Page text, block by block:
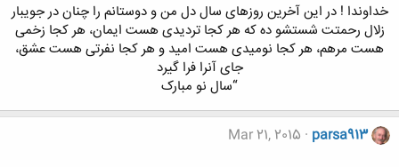
خداوندا ! در این آخرین روزهای سال دل من و دوستانم را چنان در جویبار
زلال رحمتت شستشو ده که هر کجا تردیدی هست ایمان، هر کجا زخمی
هست مرهم، هر کجا نومیدی هست امید و هر کجا نفرتی هست عشق،
جای آنرا فرا گیرد
“سال نو مبارک​
parsa913
Mar 21, 2015